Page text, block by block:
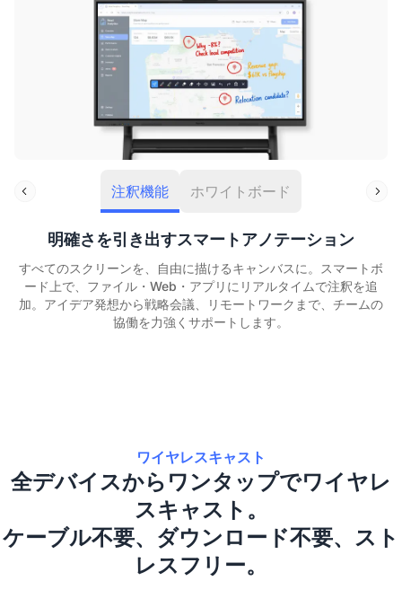
注釈機能 ホワイトボード
明確さを引き出すスマートアノテーション
すべてのスクリーンを、自由に描けるキャンバスに。スマートボ
ード上で、ファイル・Web・アプリにリアルタイムで注釈を追
加。アイデア発想から戦略会議、リモートワークまで、チームの
協働を力強くサポートします。
ワイヤレスキャスト
全デバイスからワンタップでワイヤレ
スキャスト。
ケーブル不要、ダウンロード不要、スト
レスフリー。